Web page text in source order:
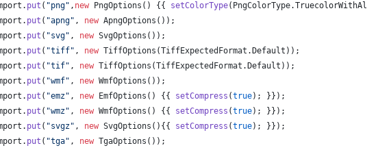
. put ( "png" , new PngOptions () {{ setColorType( PngColorType.
. put ( "apng" , new ApngOptions ());
. put ( "svg" , new SvgOptions ());
. put ( "tiff" , new TiffOptions (TiffExpectedFormat . Default ));
. put ( "tif" , new TiffOptions (TiffExpectedFormat . Default ));
. put ( "wmf" , new WmfOptions ());
. put ( "emz" , new EmfOptions () {{ setCompress (true); }});
. put ( "wmz" , new WmfOptions () {{ setCompress (true); }});
. put ( "svgz" , new SvgOptions (){{ setCompress (true); }});
. put ( "tga" , new TgaOptions ());